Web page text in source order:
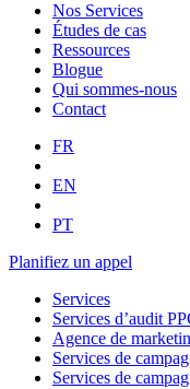
Nos Services
Études de cas
Ressources
Blogue
Qui sommes-nous
Contact
FR
EN
PT
Planifiez un appel
Services
Services d’audit
Agence de
Services de
Services de